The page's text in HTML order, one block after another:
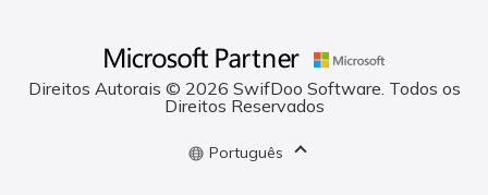
Direitos Autorais © 2026 SwifDoo Software. Todos os
Direitos Reservados
Português